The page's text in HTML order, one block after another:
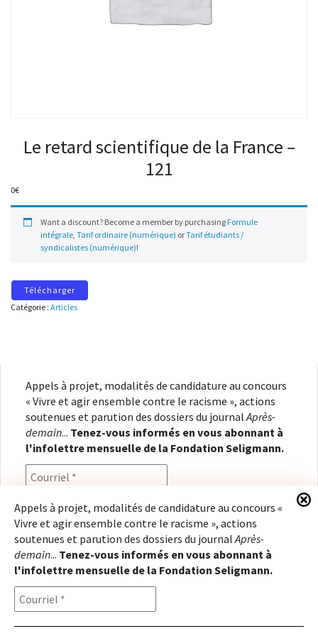
Le retard scientifique de la France –
121
0€
Want a discount? Become a member by purchasing Formule
intégrale, Tarif ordinaire (numérique) orTarif étudiants /
syndicalistes (numérique)!
Télécharger
Catégorie : Articles
Appels à projet, modalités de candidature au concours
« Vivre et agir ensemble contre le racisme », actions
soutenues et parution des dossiers du journal Après-
demain... Tenez-vous informés en vous abonnant à
l'infolettre mensuelle de la Fondation Seligmann.
En renseignant votre adresse électronique, vous
consentez à recevoir l'infolettre de la Fondation
Seligmann, conformément à notrepolitique de
confidentialité. Il vous sera possible de vous
désabonner à tout moment.
Appels à projet, modalités de candidature au concours «
Vivre et agir ensemble contre le racisme », actions
soutenues et parution des dossiers du journalAprès-
demain... Tenez-vous informés en vous abonnant à
l'infolettre mensuelle de la Fondation Seligmann.